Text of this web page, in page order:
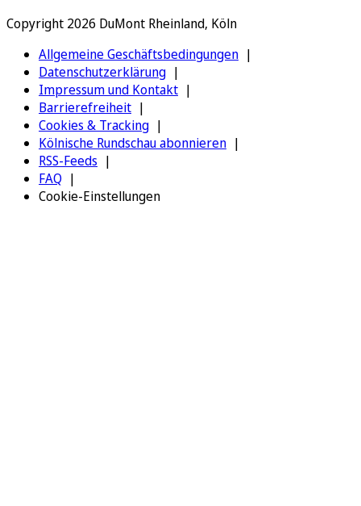
Copyright 2026 DuMont Rheinland, Köln
Allgemeine Geschäftsbedingungen
Datenschutzerklärung
Impressum und Kontakt
Barrierefreiheit
Cookies & Tracking
Kölnische Rundschau abonnieren
RSS-Feeds
FAQ
Cookie-Einstellungen